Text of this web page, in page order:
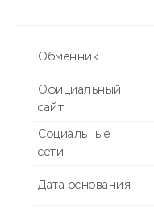
Обменник
Официальный
сайт
Социальные
сети
Дата основания